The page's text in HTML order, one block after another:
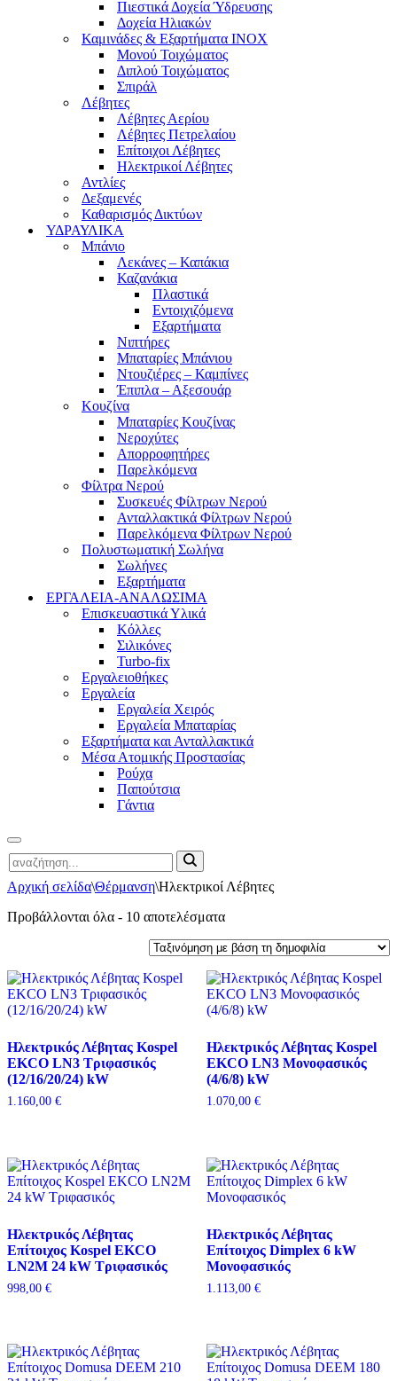
Πιεστικά Δοχεία Ύδρευσης
Δοχεία Ηλιακών
Καμινάδες & Εξαρτήματα ΙΝΟΧ
Μονού Τοιχώματος
Διπλού Τοιχώματος
Σπιράλ
Λέβητες
Λέβητες Αερίου
Λέβητες Πετρελαίου
Επίτοιχοι Λέβητες
Ηλεκτρικοί Λέβητες
Αντλίες
Δεξαμενές
Καθαρισμός Δικτύων
ΥΔΡΑΥΛΙΚΑ
Μπάνιο
Λεκάνες – Καπάκια
Καζανάκια
Πλαστικά
Εντοιχιζόμενα
Εξαρτήματα
Νιπτήρες
Μπαταρίες Μπάνιου
Ντουζιέρες – Καμπίνες
Έπιπλα – Αξεσουάρ
Κουζίνα
Μπαταρίες Κουζίνας
Νεροχύτες
Απορροφητήρες
Παρελκόμενα
Φίλτρα Νερού
Συσκευές Φίλτρων Νερού
Ανταλλακτικά Φίλτρων Νερού
Παρελκόμενα Φίλτρων Νερού
Πολυστωματική Σωλήνα
Σωλήνες
Εξαρτήματα
ΕΡΓΑΛΕΙΑ-ΑΝΑΛΩΣΙΜΑ
Επισκευαστικά Υλικά
Κόλλες
Σιλικόνες
Turbo-fix
Εργαλειοθήκες
Εργαλεία
Εργαλεία Χειρός
Εργαλεία Μπαταρίας
Εξαρτήματα και Ανταλλακτικά
Μέσα Ατομικής Προστασίας
Ρούχα
Παπούτσια
Γάντια
Μενού
πλοήγησης
Αναζήτηση
για...
Αρχική σελίδα\Θέρμανση\Ηλεκτρικοί Λέβητες
Προβάλλονται όλα - 10 αποτελέσματαSorted
popularity
Ηλεκτρικός Λέβητας Kospel
EKCO LN3 Τριφασικός
(12/16/20/24) kW
1.160,00 €
Ηλεκτρικός Λέβητας Kospel
EKCO LN3 Μονοφασικός
(4/6/8) kW
1.070,00 €
Ηλεκτρικός Λέβητας
Επίτοιχος Kospel EKCO
LN2M 24 kW Τριφασικός
998,00 €
Ηλεκτρικός Λέβητας
Επίτοιχος Dimplex 6 kW
Μονοφασικός
1.113,00 €